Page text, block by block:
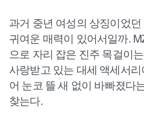
과거 중년 여성의 상징이었
귀여운 매력이 있어서일까.
으로 자리 잡은 진주 목걸이
사랑받고 있는 대세 액세서
어 눈코 뜰 새 없이 바빠졌다
찾는다.